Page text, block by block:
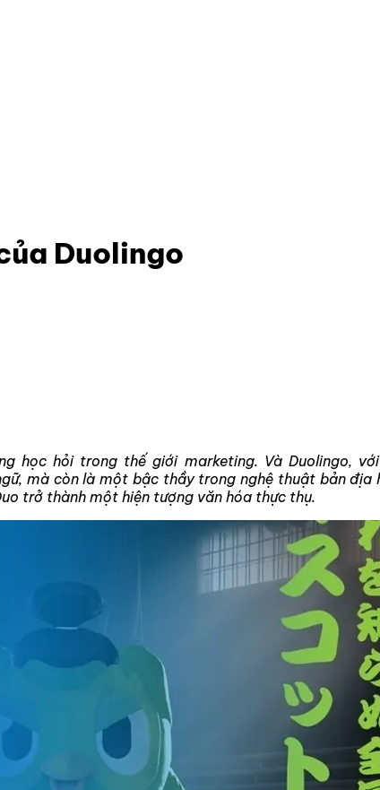
Duolingo
hỏi trong thế giới marketing. Và Duolingo, với
mà còn là một bậc thầy trong nghệ thuật bản địa
trở thành một hiện tượng văn hóa thực thụ.